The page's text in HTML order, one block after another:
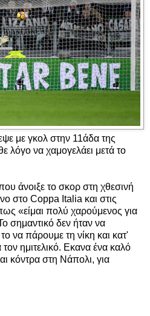
με γκολ στην 11άδα της
λόγο να χαμογελάει μετά το
άνοιξε το σκορ στη χθεσινή
στο Coppa Italia και στις
«είμαι πολύ χαρούμενος για
σημαντικό δεν ήταν να
να πάρουμε τη νίκη και κατ'
ημιτελικό. Εκανα ένα καλό
κόντρα στη Νάπολι, για